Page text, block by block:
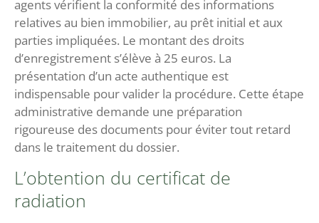
agents vérifient la conformité des informations
relatives au bien immobilier, au prêt initial et aux
parties impliquées. Le montant des droits
d’enregistrement s’élève à 25 euros. La
présentation d’un acte authentique est
indispensable pour valider la procédure. Cette étape
administrative demande une préparation
rigoureuse des documents pour éviter tout retard
dans le traitement du dossier.
L’obtention du certificat de
radiation